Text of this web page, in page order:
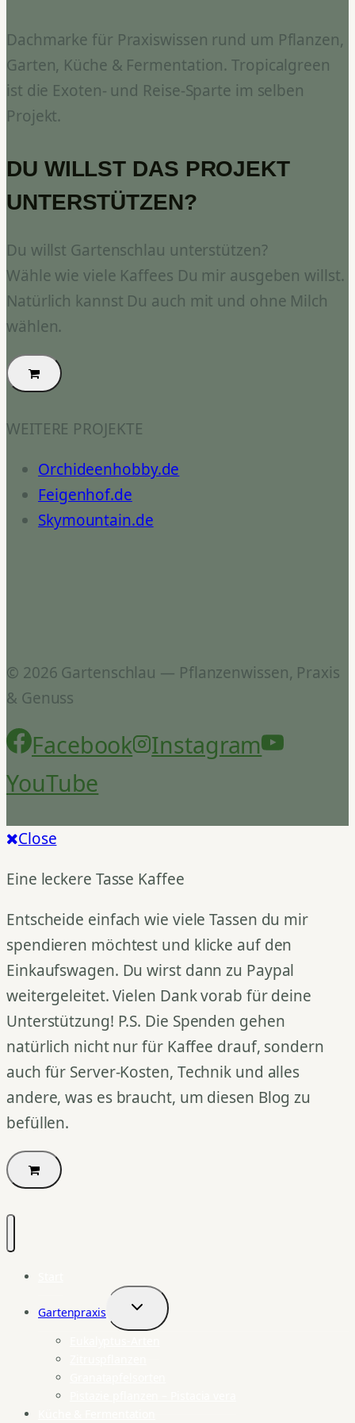
Dachmarke für Praxiswissen rund um Pflanzen,
Garten, Küche & Fermentation. Tropicalgreen
ist die Exoten- und Reise-Sparte im selben
Projekt.
DU WILLST DAS PROJEKT
UNTERSTÜTZEN?
Du willst Gartenschlau unterstützen?
Wähle wie viele Kaffees Du mir ausgeben willst.
Natürlich kannst Du auch mit und ohne Milch
wählen.
WEITERE PROJEKTE
Orchideenhobby.de
Feigenhof.de
Skymountain.de
© 2026 Gartenschlau — Pflanzenwissen, Praxis
& Genuss
Facebook
Instagram
YouTube
Close
Eine leckere Tasse Kaffee
Entscheide einfach wie viele Tassen du mir
spendieren möchtest und klicke auf den
Einkaufswagen. Du wirst dann zu Paypal
weitergeleitet. Vielen Dank vorab für deine
Unterstützung! P.S. Die Spenden gehen
natürlich nicht nur für Kaffee drauf, sondern
auch für Server-Kosten, Technik und alles
andere, was es braucht, um diesen Blog zu
befüllen.
Gartenpraxis
Untermenü
umschalten